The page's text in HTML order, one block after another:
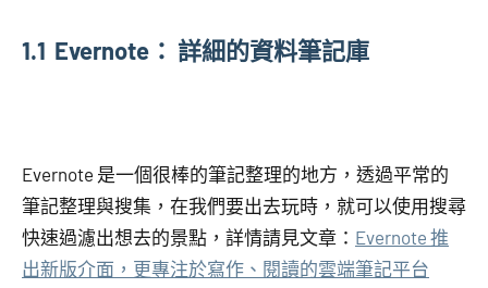
1.1 Evernote： 詳細的資料筆記庫
Evernote 是一個很棒的筆記整理的地方，透過平常的
筆記整理與搜集，在我們要出去玩時，就可以使用搜尋
快速過濾出想去的景點，詳情請見文章： Evernote 推
出新版介面，更專注於寫作、閱讀的雲端筆記平台